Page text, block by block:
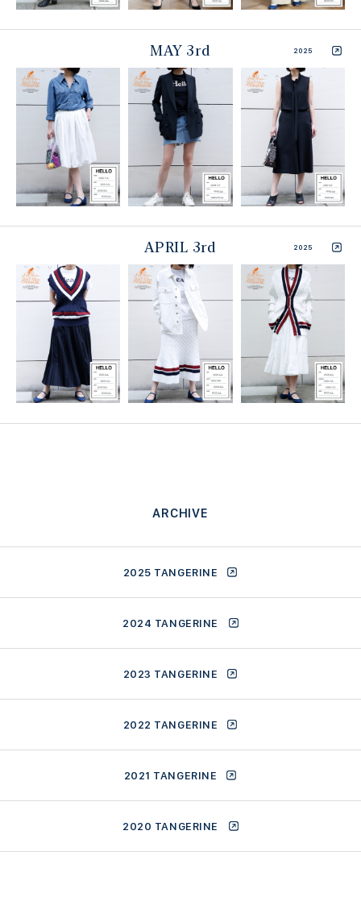
MAY 3rd 2025
APRIL 3rd 2025
ARCHIVE
2025 TANGERINE
2024 TANGERINE
2023 TANGERINE
2022 TANGERINE
2021 TANGERINE
2020 TANGERINE